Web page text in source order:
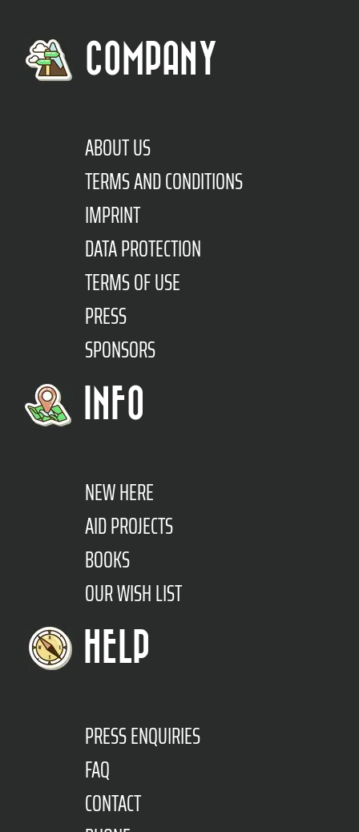
COMPANY
ABOUT US
TERMS AND CONDITIONS
IMPRINT
DATA PROTECTION
TERMS OF USE
PRESS
SPONSORS
INFO
NEW HERE
AID PROJECTS
BOOKS
OUR WISH LIST
HELP
PRESS ENQUIRIES
FAQ
CONTACT